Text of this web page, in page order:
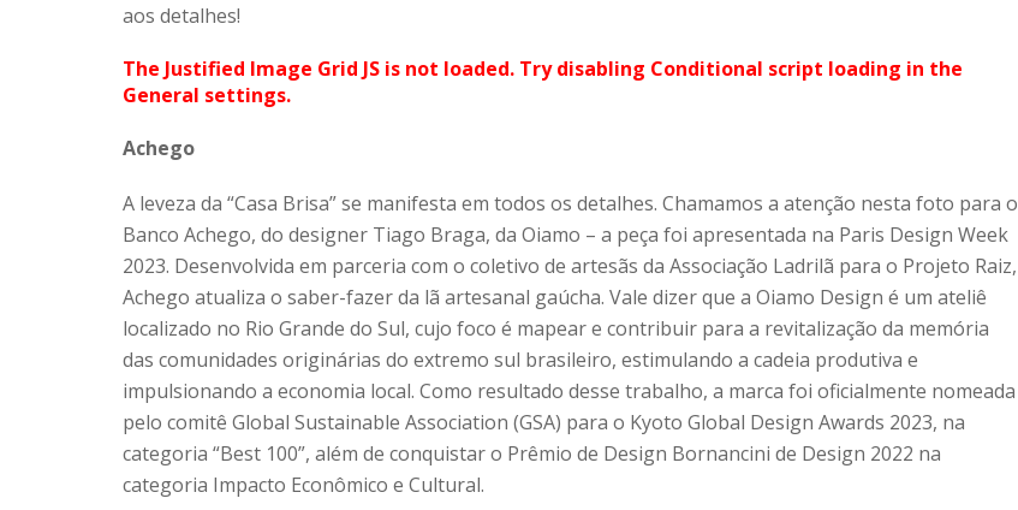
aos detalhes!
The Justified Image Grid JS is not loaded. Try disabling Conditional script loading in the
General settings.
Achego
A leveza da “Casa Brisa” se manifesta em todos os detalhes. Chamamos a atenção nesta foto para o
Banco Achego, do designer Tiago Braga, da Oiamo – a peça foi apresentada na Paris Design Week
2023. Desenvolvida em parceria com o coletivo de artesãs da Associação Ladrilã para o Projeto Raiz,
Achego atualiza o saber-fazer da lã artesanal gaúcha. Vale dizer que a Oiamo Design é um ateliê
localizado no Rio Grande do Sul, cujo foco é mapear e contribuir para a revitalização da memória
das comunidades originárias do extremo sul brasileiro, estimulando a cadeia produtiva e
impulsionando a economia local. Como resultado desse trabalho, a marca foi oficialmente nomeada
pelo comitê Global Sustainable Association (GSA) para o Kyoto Global Design Awards 2023, na
categoria “Best 100”, além de conquistar o Prêmio de Design Bornancini de Design 2022 na
categoria Impacto Econômico e Cultural.